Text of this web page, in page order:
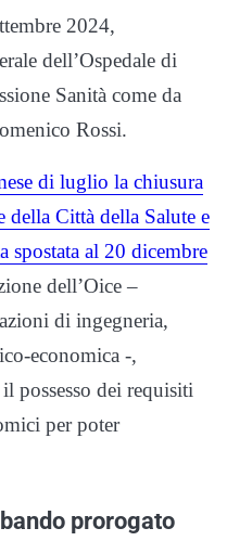
2024,
dell’Ospedale di
Sanità come da
Rossi.
di luglio la chiusura
della Città della Salute e
spostata al 20 dicembre
dell’Oice –
di ingegneria,
economica -,
possesso dei requisiti
per poter
prorogato